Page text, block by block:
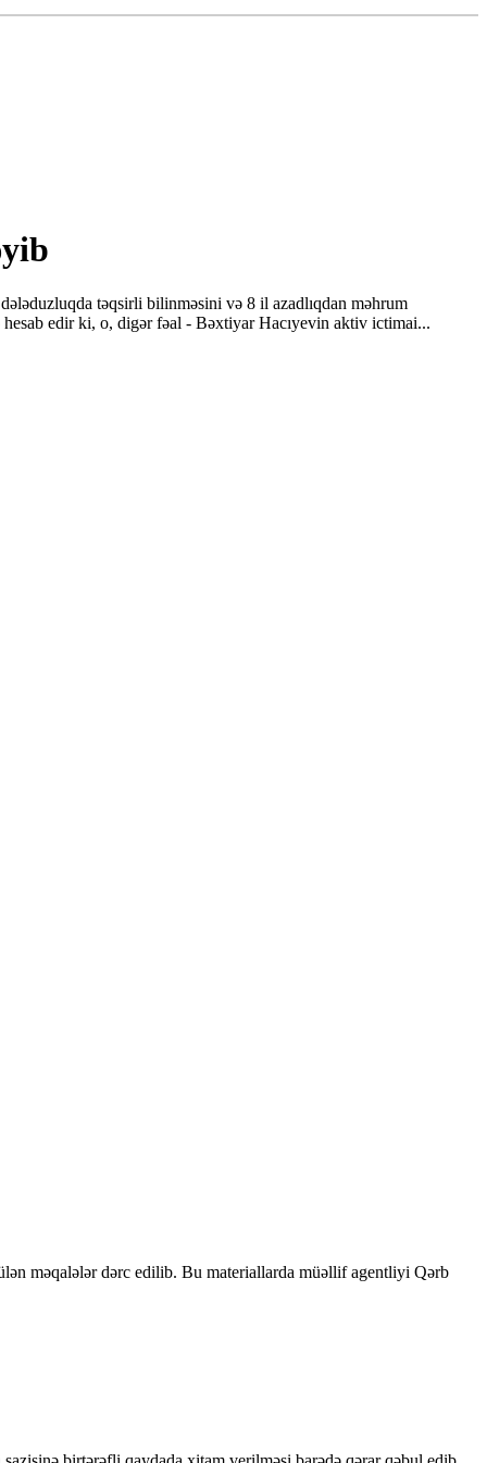
təqsirli bilinməsini və 8 il azadlıqdan məhrum
edir ki, o, digər fəal - Bəxtiyar Hacıyevin aktiv ictimai...
məqalələr dərc edilib. Bu materiallarda müəllif agentliyi Qərb